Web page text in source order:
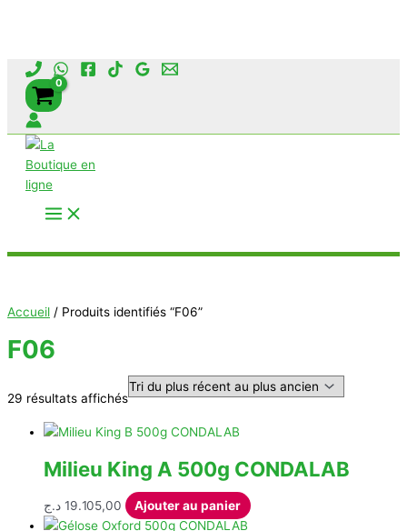
Aller
contenu
Accueil / Produits identifiés “F06”
F06
29 résultats affichésTrié
plus
au
plus
ancien
Milieu King A 500g CONDALAB
19.105,00 د.ج Ajouter au panier